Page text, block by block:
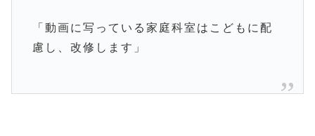
「動画に写っている家庭科室はこどもに配
慮し、改修します」